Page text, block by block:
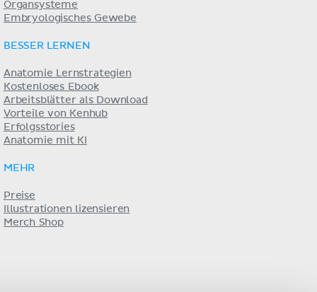
Organsysteme
Embryologisches Gewebe
BESSER LERNEN
Anatomie Lernstrategien
Kostenloses Ebook
Arbeitsblätter als Download
Vorteile von Kenhub
Erfolgsstories
Anatomie mit KI
MEHR
Preise
Illustrationen lizensieren
Merch Shop